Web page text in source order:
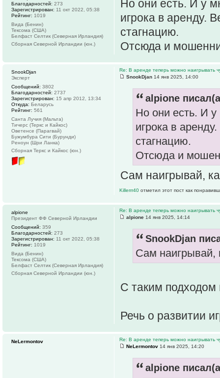
Но они есть. И у
игрока в аренду.
стагнацию.
Отсюда и
Благодарностей: 273
Зарегистрирован: 11 окт 2022, 05:38
Рейтинг: 1019
Вида (Бенин)
Тексома (США)
Белфаст Селтик (Северная Ирландия)
Сборная Северной Ирландии (юн.)
Re: В аренде теперь можно наигрывать
SnookDjan 14 янв 2025, 14:00
alpione
Но они есть. И у
игрока в
стагнацию.
Отсюда и
Сам наигрывай,
Killerrr40 отметил этот пост как
SnookDjan
Эксперт
Сообщений: 3802
Благодарностей: 2737
Зарегистрирован: 15 апр 2012, 13:34
Откуда: Беларусь
Рейтинг: 561
Санта Лучия (Мальта)
Тичерс (Теркс и Кайкос)
Оветенсе (Парагвай)
Бужумбура Сити (Бурунди)
Реноун (Шри Ланка)
Сборная Теркс и Кайкос (юн.)
Re: В аренде теперь можно наигрывать
alpione 14 янв 2025, 14:14
SnookDjan
Сам наигрывай,
С таким
Речь о развитии
alpione
Президент ФФ Северной Ирландии
Сообщений: 359
Благодарностей: 273
Зарегистрирован: 11 окт 2022, 05:38
Рейтинг: 1019
Вида (Бенин)
Тексома (США)
Белфаст Селтик (Северная Ирландия)
Сборная Северной Ирландии (юн.)
Re: В аренде теперь можно наигрывать
NeLermontov 14 янв 2025, 14:20
alpione
NeLermontov